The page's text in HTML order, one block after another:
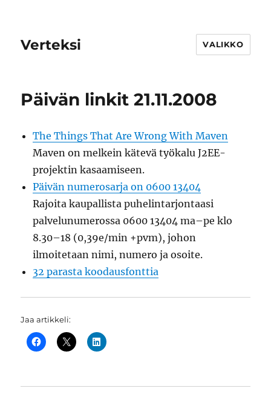
Verteksi VALIKKO
Päivän linkit 21.11.2008
The Things That Are Wrong With Maven
Maven on melkein kätevä työkalu J2EE-
projektin kasaamiseen.
Päivän numerosarja on 0600 13404
Rajoita kaupallista puhelintarjontaasi
palvelunumerossa 0600 13404 ma–pe klo
8.30–18 (0,39e/min +pvm), johon
ilmoitetaan nimi, numero ja osoite.
32 parasta koodausfonttia
Jaa artikkeli: